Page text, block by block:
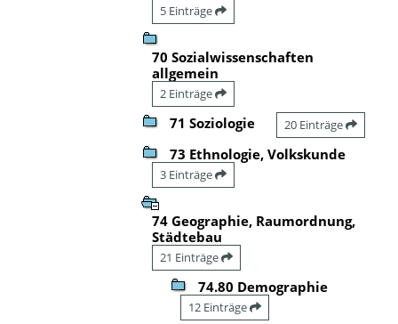
5 Einträge
70 Sozialwissenschaften
allgemein
2 Einträge
71 Soziologie 20 Einträge
73 Ethnologie, Volkskunde
3 Einträge
74 Geographie, Raumordnung,
Städtebau
21 Einträge
74.80 Demographie
12 Einträge